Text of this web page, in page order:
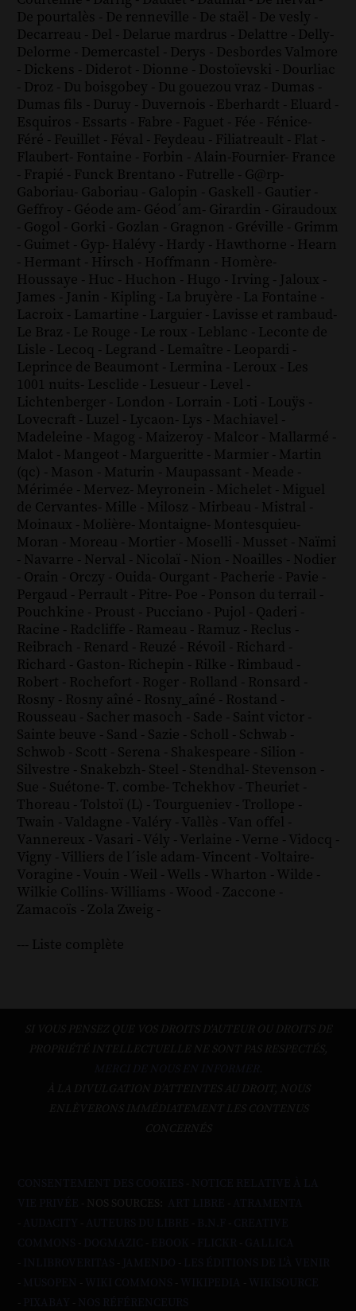
De pourtalès - De renneville - De staël - De vesly -
Decarreau - Del - Delarue mardrus - Delattre - Delly-
Delorme - Demercastel - Derys - Desbordes Valmore
- Dickens - Diderot - Dionne - Dostoïevski - Dourliac
- Droz - Du boisgobey - Du gouezou vraz - Dumas -
Dumas fils - Duruy - Duvernois - Eberhardt - Eluard -
Esquiros - Essarts - Fabre - Faguet - Fée - Fénice-
Féré - Feuillet - Féval - Feydeau - Filiatreault - Flat -
Flaubert- Fontaine - Forbin - Alain-Fournier- France
- Frapié - Funck Brentano - Futrelle - G@rp-
Gaboriau- Gaboriau - Galopin - Gaskell - Gautier -
Geffroy - Géode am- Géod´am- Girardin - Giraudoux
- Gogol - Gorki - Gozlan - Gragnon - Gréville - Grimm
- Guimet - Gyp- Halévy - Hardy - Hawthorne - Hearn
- Hermant - Hirsch - Hoffmann - Homère-
Houssaye - Huc - Huchon - Hugo - Irving - Jaloux -
James - Janin - Kipling - La bruyère - La Fontaine -
Lacroix - Lamartine - Larguier - Lavisse et rambaud-
Le Braz - Le Rouge - Le roux - Leblanc - Leconte de
Lisle - Lecoq - Legrand - Lemaître - Leopardi -
Leprince de Beaumont - Lermina - Leroux - Les
1001 nuits- Lesclide - Lesueur - Level -
Lichtenberger - London - Lorrain - Loti - Louÿs -
Lovecraft - Luzel - Lycaon- Lys - Machiavel -
Madeleine - Magog - Maizeroy - Malcor - Mallarmé -
Malot - Mangeot - Margueritte - Marmier - Martin
(qc) - Mason - Maturin - Maupassant - Meade -
Mérimée - Mervez- Meyronein - Michelet - Miguel
de Cervantes- Mille - Milosz - Mirbeau - Mistral -
Moinaux - Molière- Montaigne- Montesquieu-
Moran - Moreau - Mortier - Moselli - Musset - Naïmi
- Navarre - Nerval - Nicolaï - Nion - Noailles - Nodier
- Orain - Orczy - Ouida- Ourgant - Pacherie - Pavie -
Pergaud - Perrault - Pitre- Poe - Ponson du terrail -
Pouchkine - Proust - Pucciano - Pujol - Qaderi -
Racine - Radcliffe - Rameau - Ramuz - Reclus -
Reibrach - Renard - Reuzé - Révoil - Richard -
Richard - Gaston- Richepin - Rilke - Rimbaud -
Robert - Rochefort - Roger - Rolland - Ronsard -
Rosny - Rosny aîné - Rosny_aîné - Rostand -
Rousseau - Sacher masoch - Sade - Saint victor -
Sainte beuve - Sand - Sazie - Scholl - Schwab -
Schwob - Scott - Serena - Shakespeare - Silion -
Silvestre - Snakebzh- Steel - Stendhal- Stevenson -
Sue - Suétone- T. combe- Tchekhov - Theuriet -
Thoreau - Tolstoï (L) - Tourgueniev - Trollope -
Twain - Valdagne - Valéry - Vallès - Van offel -
Vannereux - Vasari - Vély - Verlaine - Verne - Vidocq -
Vigny - Villiers de l´isle adam- Vincent - Voltaire-
Voragine - Vouin - Weil - Wells - Wharton - Wilde -
Wilkie Collins- Williams - Wood - Zaccone -
Zamacoïs - Zola Zweig -
--- Liste complète